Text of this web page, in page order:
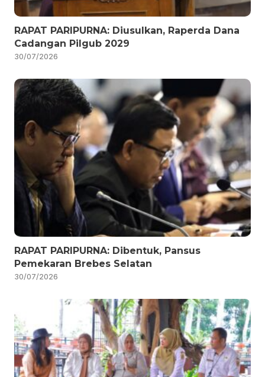
RAPAT PARIPURNA: Diusulkan, Raperda Dana
Cadangan Pilgub 2029
30/07/2026
RAPAT PARIPURNA: Dibentuk, Pansus
Pemekaran Brebes Selatan
30/07/2026